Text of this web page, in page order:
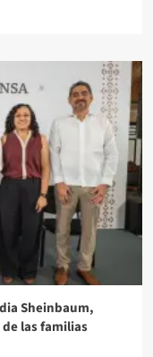
Sheinbaum,
las familias